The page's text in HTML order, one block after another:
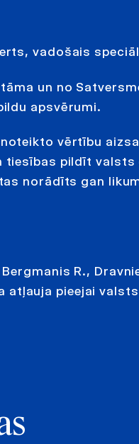
vadošais
un no
apsvērumi.
vērtību
pildīt
norādīts gan
R.,
atļauja pieejai